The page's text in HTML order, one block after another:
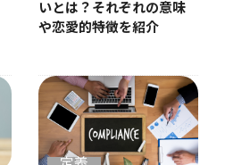
いとは？それぞれの意味
や恋愛的特徴を紹介